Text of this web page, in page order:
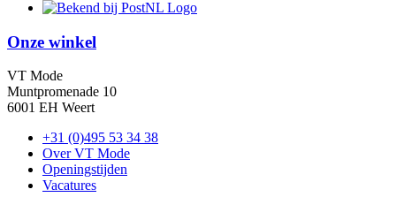
Onze winkel
VT Mode
Muntpromenade 10
6001 EH Weert
+31 (0)495 53 34 38
Over VT Mode
Openingstijden
Vacatures